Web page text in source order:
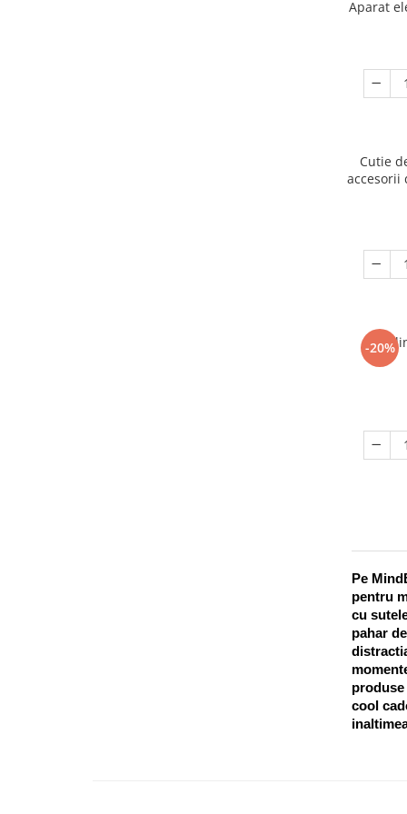
Aparat
Cutie
accesorii
-20%
Pe
pentru
cu
pahar
cool